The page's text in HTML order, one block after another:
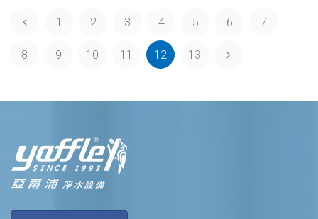
1 2 3 4 5 6 7
8 9 10 11 12 13